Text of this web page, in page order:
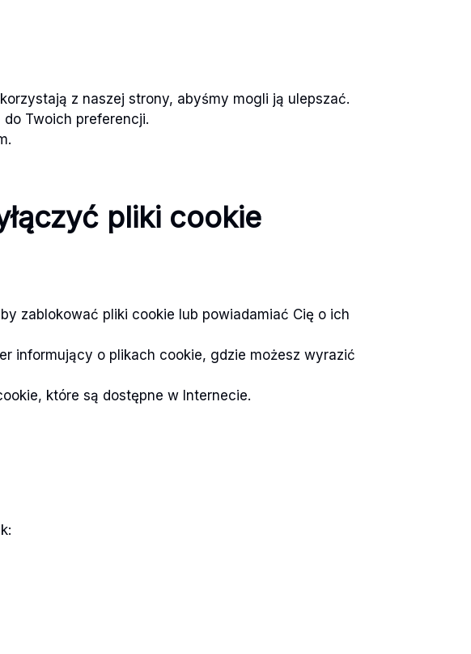
z naszej strony, abyśmy mogli ją ulepszać.
Twoich preferencji.
pliki cookie
zablokować pliki cookie lub powiadamiać Cię o ich
informujący o plikach cookie, gdzie możesz wyrazić
które są dostępne w Internecie.